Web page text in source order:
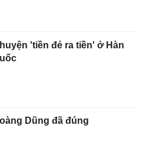
'tiền đẻ ra tiền' ở Hàn
Dũng đã đúng